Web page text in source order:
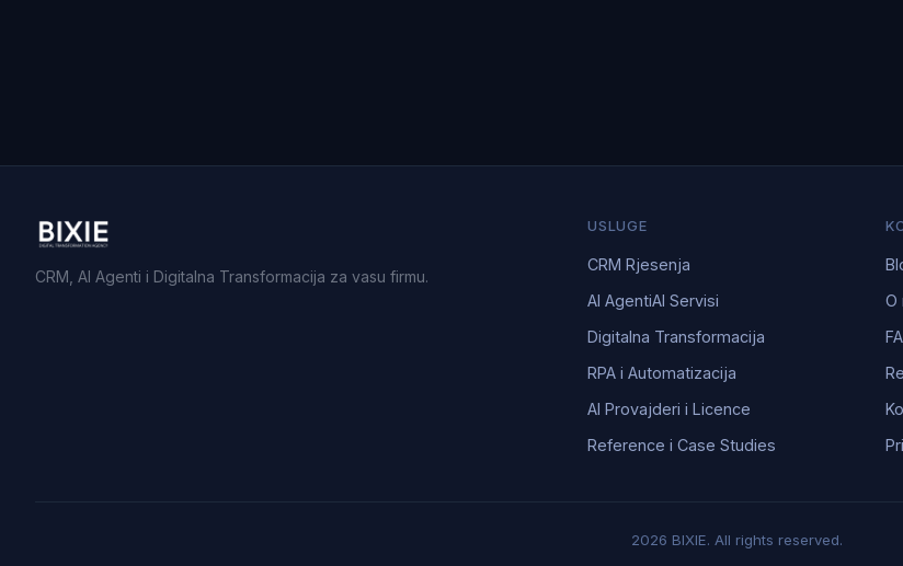
CRM, AI Agenti i Digitalna Transformacija za vasu firmu.
USLUGE
CRM Rjesenja
AI AgentiAI Servisi
Digitalna Transformacija
RPA i Automatizacija
AI Provajderi i Licence
Reference i Case Studies
O
2026 BIXIE. All rights reserved.